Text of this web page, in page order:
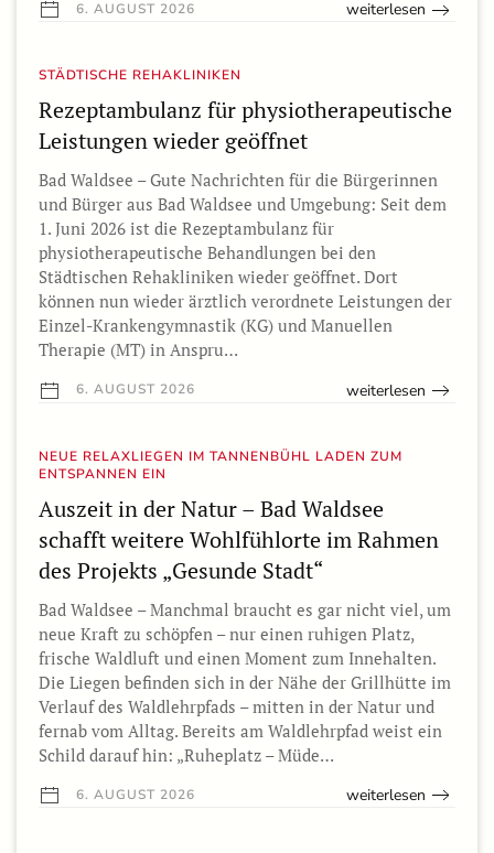
6. AUGUST 2026 weiterlesen
STÄDTISCHE REHAKLINIKEN
Rezeptambulanz für physiotherapeutische
Leistungen wieder geöffnet
Bad Waldsee – Gute Nachrichten für die Bürgerinnen
und Bürger aus Bad Waldsee und Umgebung: Seit dem
1. Juni 2026 ist die Rezeptambulanz für
physiotherapeutische Behandlungen bei den
Städtischen Rehakliniken wieder geöffnet. Dort
können nun wieder ärztlich verordnete Leistungen der
Einzel-Krankengymnastik (KG) und Manuellen
Therapie (MT) in Anspru…
6. AUGUST 2026 weiterlesen
NEUE RELAXLIEGEN IM TANNENBÜHL LADEN ZUM
ENTSPANNEN EIN
Auszeit in der Natur – Bad Waldsee
schafft weitere Wohlfühlorte im Rahmen
des Projekts „Gesunde Stadt“
Bad Waldsee – Manchmal braucht es gar nicht viel, um
neue Kraft zu schöpfen – nur einen ruhigen Platz,
frische Waldluft und einen Moment zum Innehalten.
Die Liegen befinden sich in der Nähe der Grillhütte im
Verlauf des Waldlehrpfads – mitten in der Natur und
fernab vom Alltag. Bereits am Waldlehrpfad weist ein
Schild darauf hin: „Ruheplatz – Müde…
6. AUGUST 2026 weiterlesen